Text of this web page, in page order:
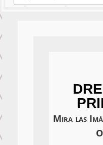
Mira las